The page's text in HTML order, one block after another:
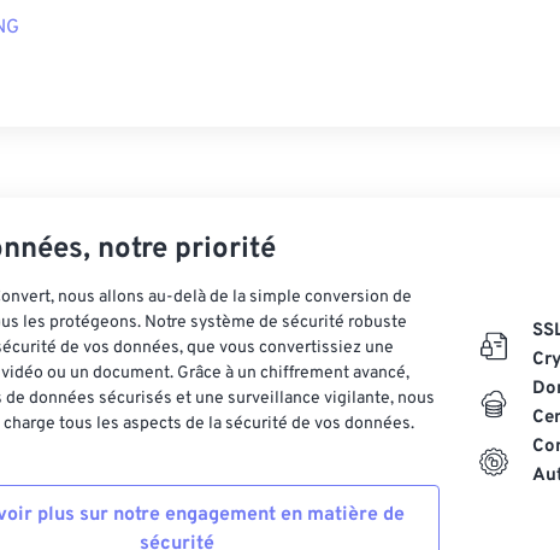
notre priorité
nous allons au-delà de la simple conversion de
les protégeons. Notre système de sécurité robuste
de vos données, que vous convertissiez une
ou un document. Grâce à un chiffrement avancé,
de données sécurisés et une surveillance vigilante, nous
tous les aspects de la sécurité de vos données.
plus sur notre engagement en matière de
sécurité